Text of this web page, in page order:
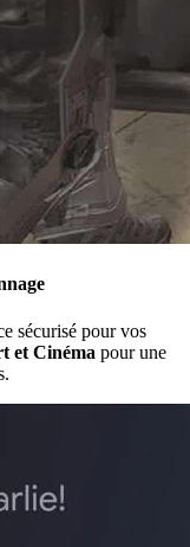
sécurisé pour vos
et Cinéma pour une